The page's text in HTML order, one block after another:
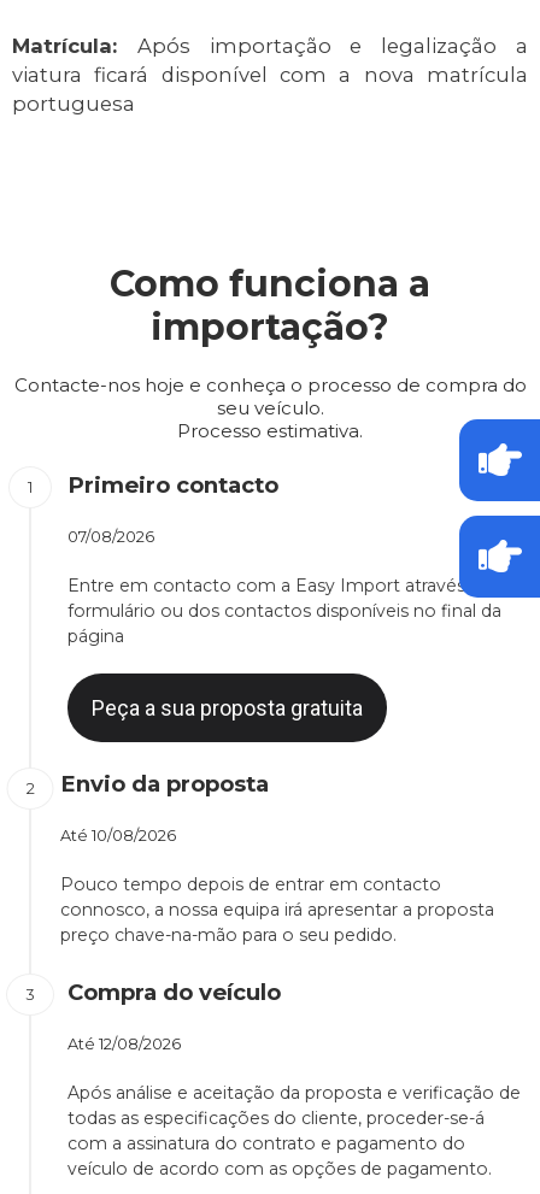
Matrícula: Após importação e legalização a
viatura ficará disponível com a nova matrícula
portuguesa
Como funciona a
importação?
Contacte-nos hoje e conheça o processo de compra do
seu veículo.
Processo estimativa.
Primeiro contacto
07/08/2026
Entre em contacto com a Easy Import através do
formulário ou dos contactos disponíveis no final da
página
Peça a sua proposta gratuita
Envio da proposta
Até 10/08/2026
Pouco tempo depois de entrar em contacto
connosco, a nossa equipa irá apresentar a proposta
preço chave-na-mão para o seu pedido.
Compra do veículo
Até 12/08/2026
Após análise e aceitação da proposta e verificação de
todas as especificações do cliente, proceder-se-á
com a assinatura do contrato e pagamento do
veículo de acordo com as opções de pagamento.